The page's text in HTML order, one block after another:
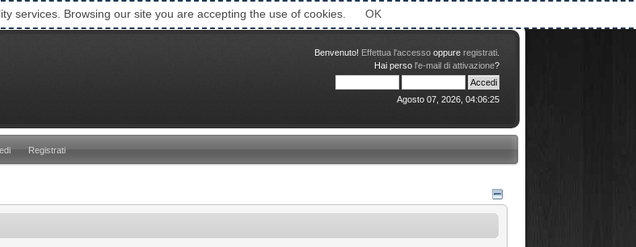
Benvenuto! Effettua l'accesso oppure registrati
Hai perso l'e-mail di attivazione?
Agosto 07, 2026, 04:06:25
Registrati
services. Browsing our site you are accepting the use of cookies. OK